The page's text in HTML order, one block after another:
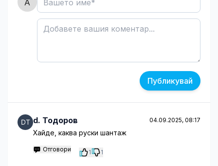
Публикувай
d. Тодоров 04.09.2025, 08:17
Хайде, каква руски шантаж
Отговори 1 1